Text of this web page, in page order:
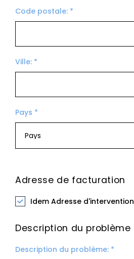
Code postale: *
Ville: *
Pays *
Adresse de facturation
Idem Adresse d'intervention
Description du problème
Description du problème: *